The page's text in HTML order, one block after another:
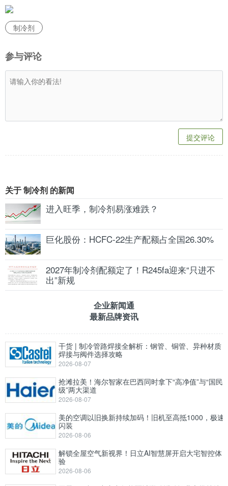
制冷剂
参与评论
提交评论
关于 制冷剂 的新闻
进入旺季，制冷剂易涨难跌？
巨化股份：HCFC-22生产配额占全国26.30%
2027年制冷剂配额定了！R245fa迎来“只进不
出”新规
企业新闻通
最新品牌资讯
干货 | 制冷管路焊接全解析：钢管、铜管、异种材质
焊接与阀件选择攻略
2026-08-07
抢滩拉美！海尔智家在巴西同时拿下“高净值”与“国民
级”两大渠道
2026-08-07
美的空调以旧换新持续加码！旧机至高抵1000，极速
闪装
2026-08-06
解锁全屋空气新视界！日立AI智慧屏开启大宅智控体
验
2026-08-06